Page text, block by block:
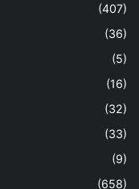
(407)
(36)
(5)
(16)
(32)
(33)
(9)
(658)